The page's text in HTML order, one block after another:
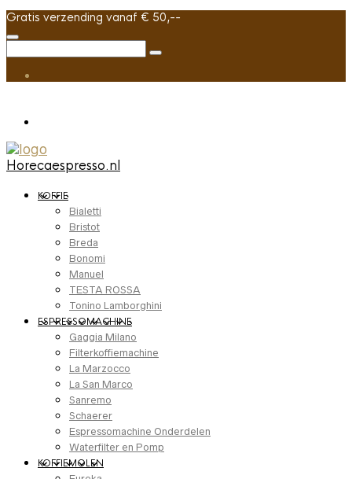
Gratis verzending vanaf € 50,--
Horecaespresso.nl
KOFFIE
Bialetti
Bristot
Breda
Bonomi
Manuel
TESTA ROSSA
Tonino Lamborghini
ESPRESSOMACHINE
Gaggia Milano
Filterkoffiemachine
La Marzocco
La San Marco
Sanremo
Schaerer
Espressomachine Onderdelen
Waterfilter en Pomp
KOFFIEMOLEN